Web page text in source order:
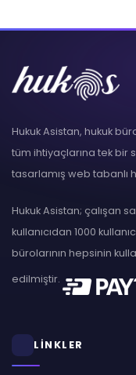
Hukuk Asistan, hukuk
tüm ihtiyaçlarına tek bir
tasarlamış web tabanlı
Hukuk Asistan; çalışan
kullanıcıdan 1000
bürolarının hepsinin
edilmiştir.
LİNKLER